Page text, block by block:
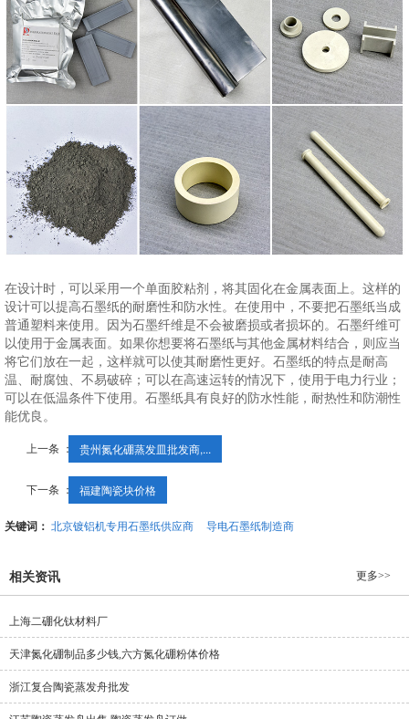
在设计时，可以采用一个单面胶粘剂，将其固化在金属表面上。这样的
设计可以提高石墨纸的耐磨性和防水性。在使用中，不要把石墨纸当成
普通塑料来使用。因为石墨纤维是不会被磨损或者损坏的。石墨纤维可
以使用于金属表面。如果你想要将石墨纸与其他金属材料结合，则应当
将它们放在一起，这样就可以使其耐磨性更好。石墨纸的特点是耐高
温、耐腐蚀、不易破碎；可以在高速运转的情况下，使用于电力行业；
可以在低温条件下使用。石墨纸具有良好的防水性能，耐热性和防潮性
能优良。
上一条 ： 贵州氮化硼蒸发皿批发商,...
下一条 ： 福建陶瓷块价格
关键词： 北京镀铝机专用石墨纸供应商 导电石墨纸制造商
相关资讯 更多>>
上海二硼化钛材料厂
天津氮化硼制品多少钱,六方氮化硼粉体价格
浙江复合陶瓷蒸发舟批发